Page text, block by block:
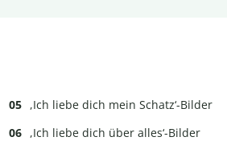
,Ich liebe dich mein Schatz‘-Bilder
,Ich liebe dich über alles‘-Bilder